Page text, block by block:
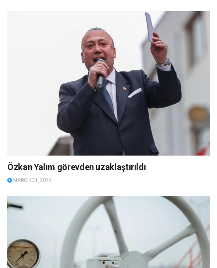
Özkan Yalım görevden uzaklaştırıldı
MARCH 31, 2026